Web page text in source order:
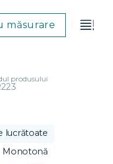
măsurare
produsului
lucrătoate
Monotonă